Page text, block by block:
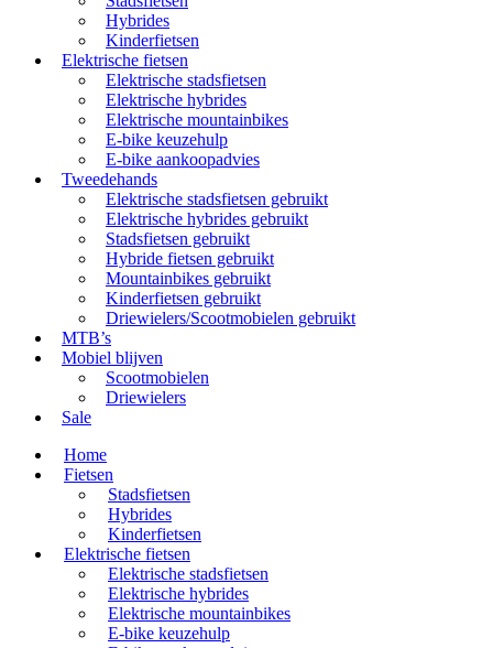
Hybrides
Kinderfietsen
Elektrische fietsen
Elektrische stadsfietsen
Elektrische hybrides
Elektrische mountainbikes
E-bike keuzehulp
E-bike aankoopadvies
Tweedehands
Elektrische stadsfietsen gebruikt
Elektrische hybrides gebruikt
Stadsfietsen gebruikt
Hybride fietsen gebruikt
Mountainbikes gebruikt
Kinderfietsen gebruikt
Driewielers/Scootmobielen gebruikt
MTB’s
Mobiel blijven
Scootmobielen
Driewielers
Sale
Home
Fietsen
Stadsfietsen
Hybrides
Kinderfietsen
Elektrische fietsen
Elektrische stadsfietsen
Elektrische hybrides
Elektrische mountainbikes
E-bike keuzehulp